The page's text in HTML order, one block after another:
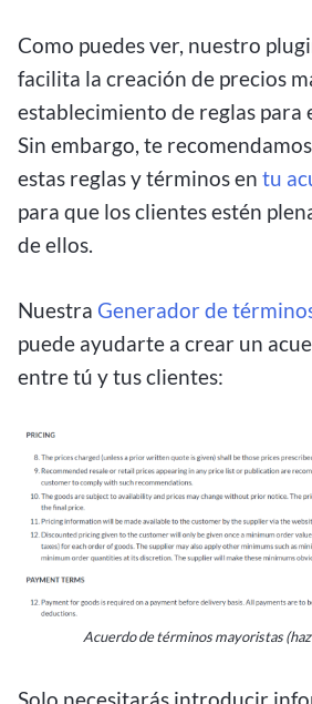
Como puedes ver, nuestro
facilita la creación de precios
establecimiento de reglas para
Sin embargo, te
estas reglas y términos en tu
para que los clientes estén
de ellos.
Nuestra Generador de
puede ayudarte a crear un
entre tú y tus clientes:
Acuerdo de términos mayoristas (haz